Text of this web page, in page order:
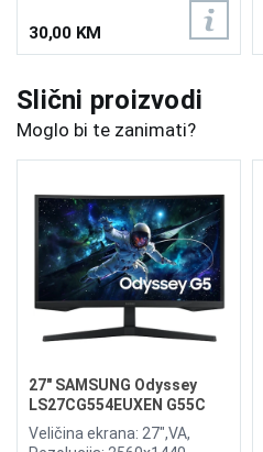
30,00 KM
Slični proizvodi
Moglo bi te zanimati?
27" SAMSUNG Odyssey
LS27CG554EUXEN G55C
165Hz Curved Display
Veličina ekrana: 27",VA,